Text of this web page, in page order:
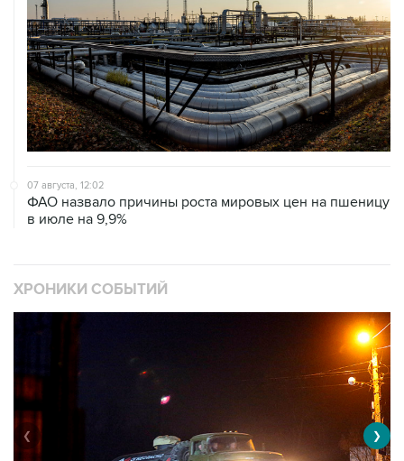
07 августа, 12:02
ФАО назвало причины роста мировых цен на пшеницу
в июле на 9,9%
ХРОНИКИ СОБЫТИЙ
❮ ❯